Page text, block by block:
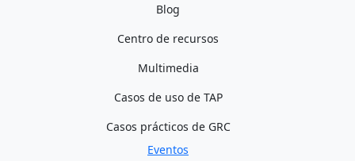
Blog
Centro de recursos
Multimedia
Casos de uso de TAP
Casos prácticos de GRC
Eventos